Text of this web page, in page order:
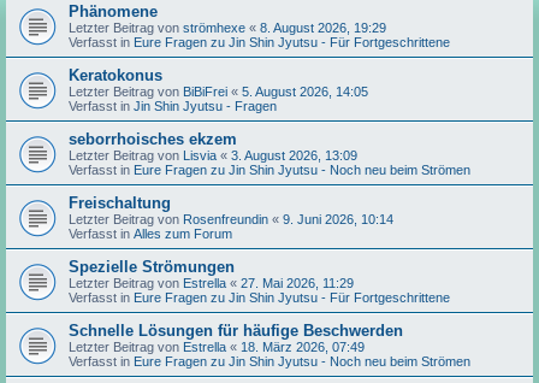
Phänomene
Letzter Beitrag von strömhexe « 8. August 2026, 19:29
Verfasst in Eure Fragen zu Jin Shin Jyutsu - Für Fortgeschrittene
Keratokonus
Letzter Beitrag von BiBiFrei « 5. August 2026, 14:05
Verfasst in Jin Shin Jyutsu - Fragen
seborrhoisches ekzem
Letzter Beitrag von Lisvia « 3. August 2026, 13:09
Verfasst in Eure Fragen zu Jin Shin Jyutsu - Noch neu beim Strömen
Freischaltung
Letzter Beitrag von Rosenfreundin « 9. Juni 2026, 10:14
Verfasst in Alles zum Forum
Spezielle Strömungen
Letzter Beitrag von Estrella « 27. Mai 2026, 11:29
Verfasst in Eure Fragen zu Jin Shin Jyutsu - Für Fortgeschrittene
Schnelle Lösungen für häufige Beschwerden
Letzter Beitrag von Estrella « 18. März 2026, 07:49
Verfasst in Eure Fragen zu Jin Shin Jyutsu - Noch neu beim Strömen